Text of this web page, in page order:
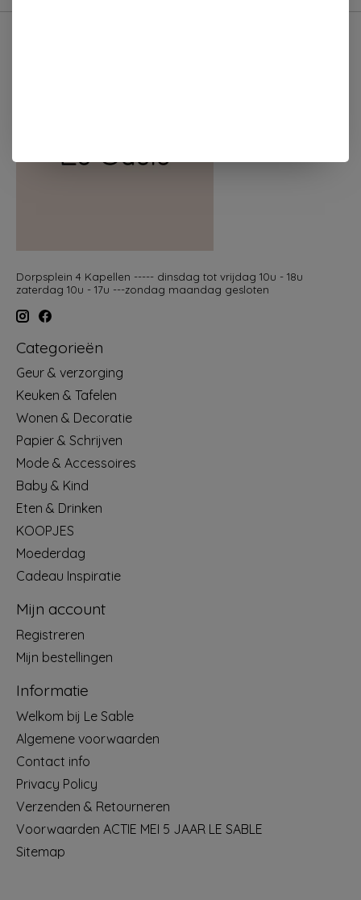
Dorpsplein 4 Kapellen ----- dinsdag tot vrijdag 10u - 18u
zaterdag 10u - 17u ---zondag maandag gesloten
Categorieën
Geur & verzorging
Keuken & Tafelen
Wonen & Decoratie
Papier & Schrijven
Mode & Accessoires
Baby & Kind
Eten & Drinken
KOOPJES
Moederdag
Cadeau Inspiratie
Mijn account
Registreren
Mijn bestellingen
Informatie
Welkom bij Le Sable
Algemene voorwaarden
Contact info
Privacy Policy
Verzenden & Retourneren
Voorwaarden ACTIE MEI 5 JAAR LE SABLE
Sitemap